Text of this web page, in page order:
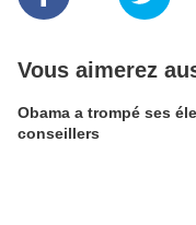
Vous aimerez
Obama a trompé ses
conseillers